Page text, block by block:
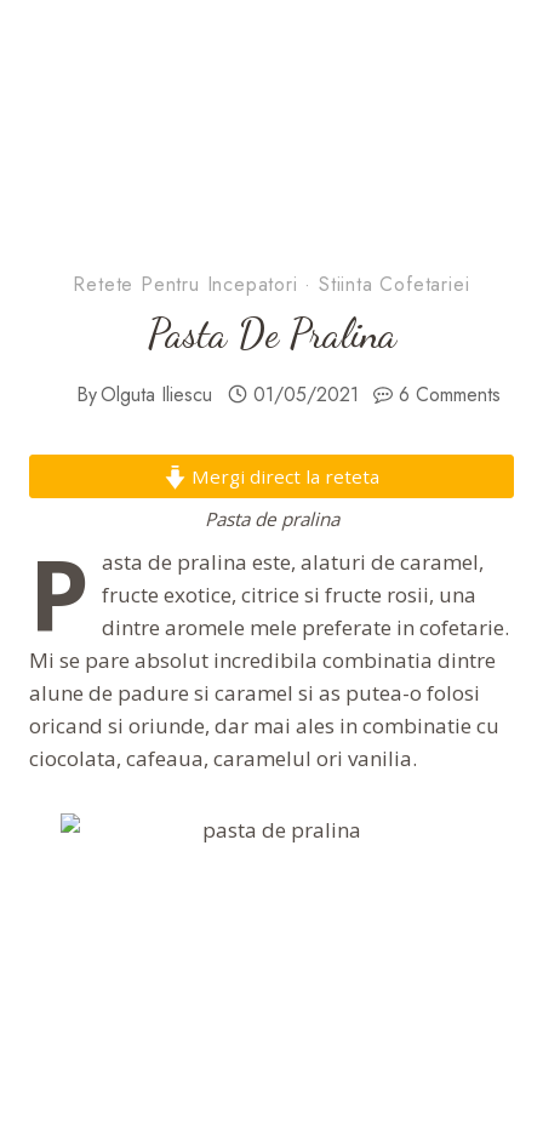
Retete Pentru Incepatori ·Stiinta Cofetariei
Pasta De Pralina
ByOlguta Iliescu 01/05/2021 6 Comments
Mergi direct la reteta
Pasta de pralina
P asta de pralina este, alaturi de caramel,
fructe exotice, citrice si fructe rosii, una
dintre aromele mele preferate in cofetarie.
Mi se pare absolut incredibila combinatia dintre
alune de padure si caramel si as putea-o folosi
oricand si oriunde, dar mai ales in combinatie cu
ciocolata, cafeaua, caramelul ori vanilia.